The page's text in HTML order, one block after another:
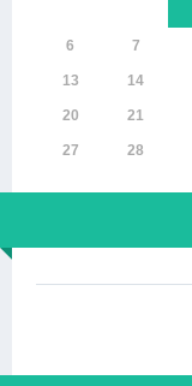
6 7
13 14
20 21
27 28